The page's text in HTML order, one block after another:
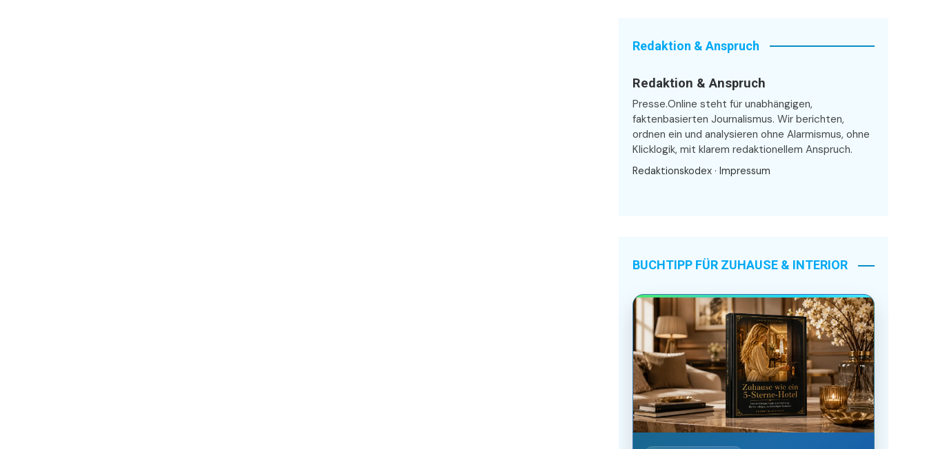
Redaktion & Anspruch
Redaktion & Anspruch
Presse.Online steht für unabhängigen,
faktenbasierten Journalismus. Wir berichten,
ordnen ein und analysieren ohne Alarmismus, ohne
Klicklogik, mit klarem redaktionellem Anspruch.
Redaktionskodex · Impressum
BUCHTIPP FÜR ZUHAUSE & INTERIOR